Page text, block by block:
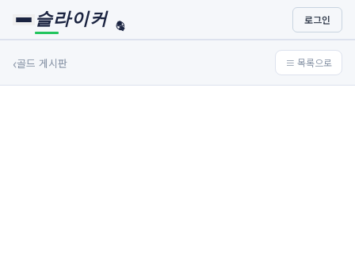
슬라이커 🏀
⚾ 로그인
‹골드 게시판 ≡ 목록으로